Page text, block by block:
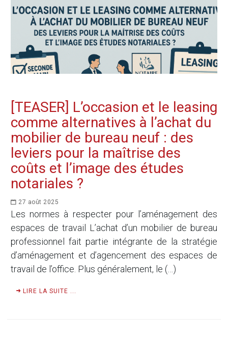
[TEASER] L’occasion et le leasing
comme alternatives à l’achat du
mobilier de bureau neuf : des
leviers pour la maîtrise des
coûts et l’image des études
notariales ?
27 août 2025
Les normes à respecter pour l’aménagement des
espaces de travail L’achat d’un mobilier de bureau
professionnel fait partie intégrante de la stratégie
d’aménagement et d’agencement des espaces de
travail de l’office. Plus généralement, le (…)
LIRE LA SUITE ...